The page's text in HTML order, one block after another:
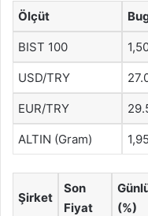
Ölçüt
BIST 100
USD/TRY
EUR/TRY
ALTIN (Gram)
Şirket
Son
Fiyat
(%)